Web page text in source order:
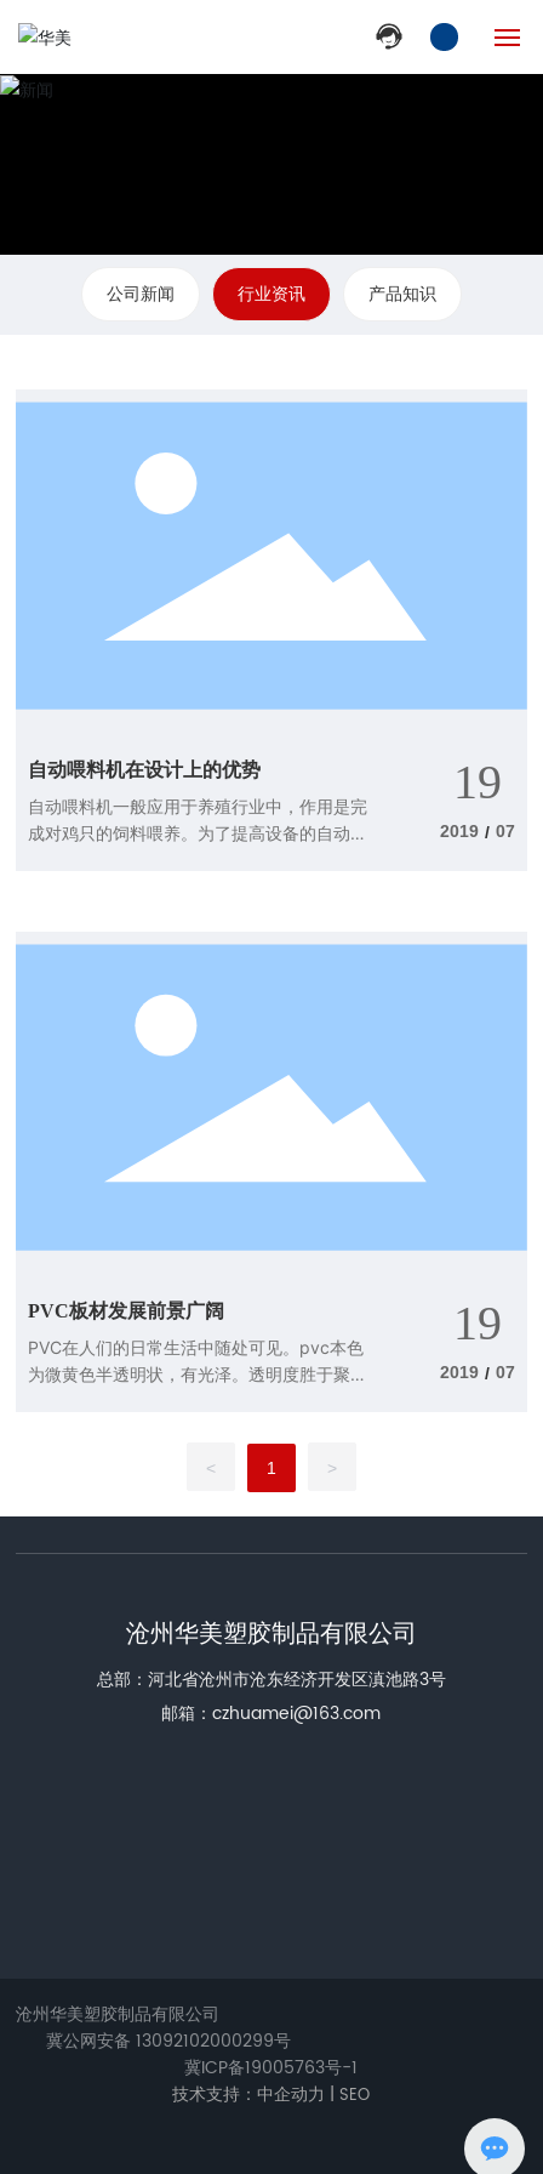
公司新闻 行业资讯 产品知识
自动喂料机在设计上的优势
自动喂料机一般应用于养殖行业中，作用是完
成对鸡只的饲料喂养。为了提高设备的自动化
种式喂料装置，喂料效率高，均匀不落地，节
械。2、电路方面采用全自动控制加手动控制两
种方式，可根据用户需要加装无线遥控系统，
自动喂料,自动往返无需人工操作，达
19
2019 / 07
PVC板材发展前景广阔
PVC在人们的日常生活中随处可见。pvc本色
为微黄色半透明状，有光泽。透明度胜于聚乙
于聚丙烯，在屈折处会出现白化现象
19
2019 / 07
< 1 >
沧州华美塑胶制品有限公司
总部：河北省沧州市沧东经济开发区滇池路3号
邮箱：czhuamei@163.com
沧州华美塑胶制品有限公司
冀公网安备 13092102000299号
冀ICP备19005763号-1
技术支持：中企动力 | SEO